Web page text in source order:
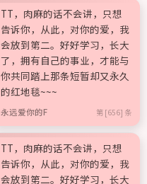
TT，肉麻的话不会讲，只想
告诉你，从此，对你的爱，我
会放到第二。好好学习，长大
了，拥有自己的事业，才能与
你共同踏上那条短暂却又永久
的红地毯~~~
永远爱你的F 第 [656] 条
TT，肉麻的话不会讲，只想
告诉你，从此，对你的爱，我
会放到第二。好好学习，长大